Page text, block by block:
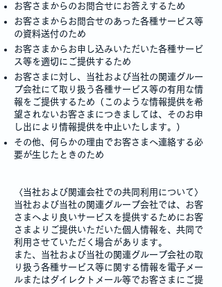
お客さまからのお問合せにお答えするため
お客さまからお問合せのあった各種サービス等
の資料送付のため
お客さまからお申し込みいただいた各種サービ
ス等を適切にご提供するため
お客さまに対し、当社および当社の関連グルー
プ会社にて取り扱う各種サービス等の有用な情
報をご提供するため（このような情報提供を希
望されないお客さまにつきましては、そのお申
し出により情報提供を中止いたします。）
その他、何らかの理由でお客さまへ連絡する必
要が生じたときのため
〈当社および関連会社での共同利用について〉
当社および当社の関連グループ会社では、お客
さまへより良いサービスを提供するためにお客
さまよりご提供いただいた個人情報を、共同で
利用させていただく場合があります。
また、当社および当社の関連グループ会社の取
り扱う各種サービス等に関する情報を電子メー
ルまたはダイレクトメール等でお客さまにご提